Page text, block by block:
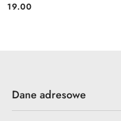
Cena:
19.00
Dane adresowe